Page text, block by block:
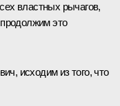
властных рычагов,
это
исходим из того, что